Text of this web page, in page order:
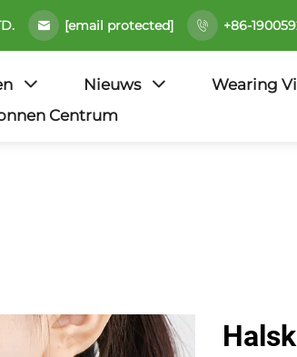
[email protected] +86-
Nieuws Wearing
Centrum